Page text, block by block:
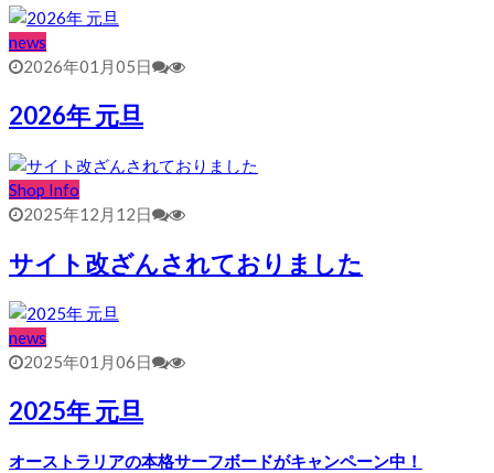
news
2026年01月05日
2026年 元旦
Shop Info
2025年12月12日
サイト改ざんされておりました
news
2025年01月06日
2025年 元旦
オーストラリアの本格サーフボードがキャンペーン中！